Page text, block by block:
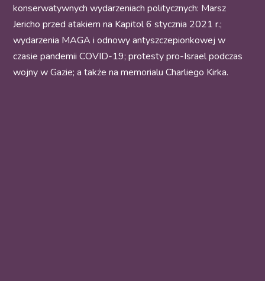
konserwatywnych wydarzeniach politycznych: Marsz
Jericho przed atakiem na Kapitol 6 stycznia 2021 r.;
wydarzenia MAGA i odnowy antyszczepionkowej w
czasie pandemii COVID-19; protesty pro-Israel podczas
wojny w Gazie; a także na memorialu Charliego Kirka.